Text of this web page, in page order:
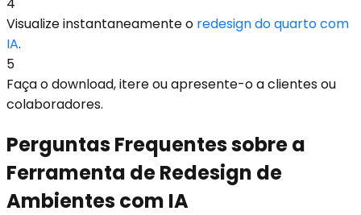
Visualize instantaneamente o redesign do quarto com
IA.
5
Faça o download, itere ou apresente-o a clientes ou
colaboradores.
Perguntas Frequentes sobre a
Ferramenta de Redesign de
Ambientes com IA